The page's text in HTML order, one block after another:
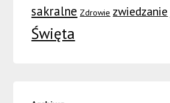
sakralne Zdrowie zwiedzanie
Święta